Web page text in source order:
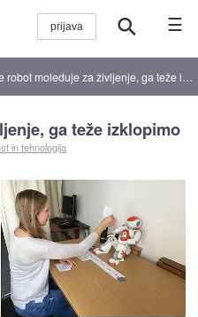
☰
robot moleduje za življenje, ga teže izklopimo
ga teže izklopimo
in tehnologija